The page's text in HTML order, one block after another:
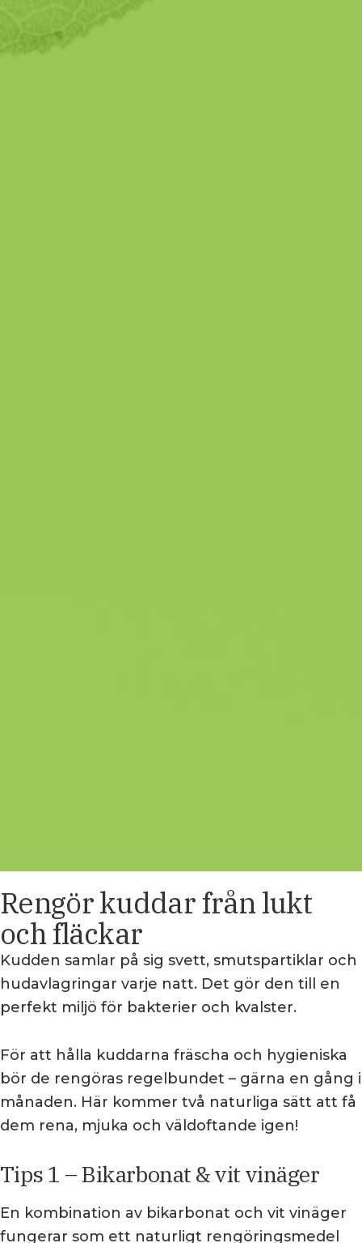
Rengör kuddar från lukt
och fläckar
Kudden samlar på sig svett, smutspartiklar och
hudavlagringar varje natt. Det gör den till en
perfekt miljö för bakterier och kvalster.
För att hålla kuddarna fräscha och hygieniska
bör de rengöras regelbundet – gärna en gång i
månaden. Här kommer två naturliga sätt att få
dem rena, mjuka och väldoftande igen!
Tips 1 – Bikarbonat & vit vinäger
En kombination av bikarbonat och vit vinäger
fungerar som ett naturligt rengöringsmedel